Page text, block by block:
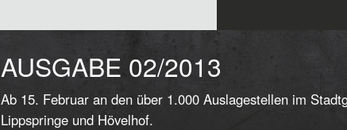
AUSGABE 02/2013
Ab 15. Februar an den über 1.000 Auslagestellen im
Lippspringe und Hövelhof.